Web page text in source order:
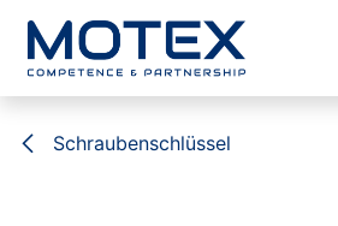
Schraubenschlüssel